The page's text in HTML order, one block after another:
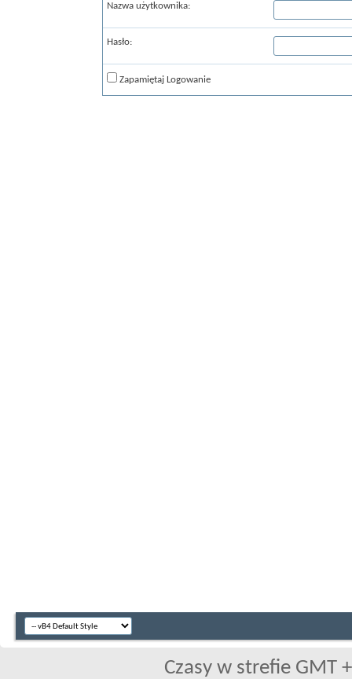
Nazwa użytkownika:
Hasło:
Zapamiętaj Logowanie
Czasy w strefie GMT